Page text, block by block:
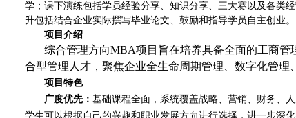
学；课下演练包括学员经验分享、知识分享、三大赛以及各类
升包括结合企业实际撰写毕业论文、鼓励和指导学员自主创业。
项目介绍
综合管理方向MBA项目旨在培养具备全面的工商管
合型管理人才， 聚焦企业全生命周期管理、数字化管理
项目特色
广度优先： 基础课程全面，系统覆盖战略、营销、财务、
学生可以根据自己的兴趣和职业发展方向进行选择，进一步深化